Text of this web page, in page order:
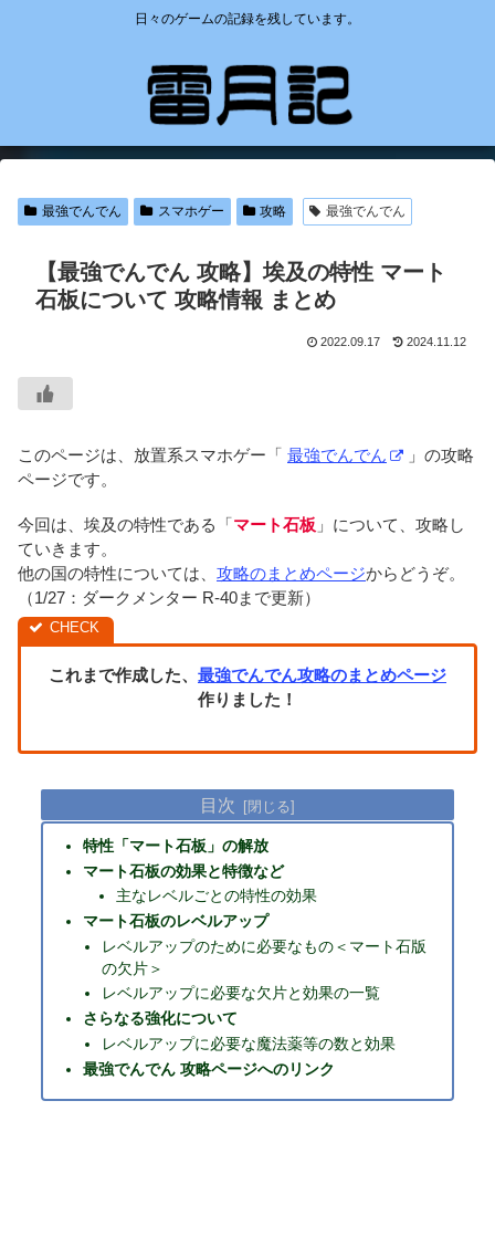
日々のゲームの記録を残しています。
最強でんでん スマホゲー 攻略 最強でんでん
【最強でんでん 攻略】埃及の特性 マート
石板について 攻略情報 まとめ
2022.09.17 2024.11.12
このページは、放置系スマホゲー「 最強でんでん
」の攻略
ページです。
今回は、埃及の特性である「マート石板 」について、攻略し
ていきます。
他の国の特性については、 攻略のまとめページからどうぞ。
（1/27：ダークメンター R-40まで更新）
これまで作成した、 最強でんでん攻略のまとめページ
作りました！
目次
特性「マート石板」の解放
マート石板の効果と特徴など
主なレベルごとの特性の効果
マート石板のレベルアップ
レベルアップのために必要なもの＜マート石版
の欠片＞
レベルアップに必要な欠片と効果の一覧
さらなる強化について
レベルアップに必要な魔法薬等の数と効果
最強でんでん 攻略ページへのリンク